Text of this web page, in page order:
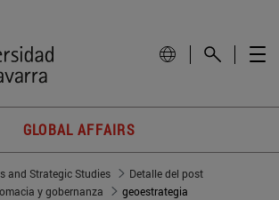
GLOBAL AFFAIRS
and Strategic Studies
Detalle del post
y gobernanza
geoestrategia